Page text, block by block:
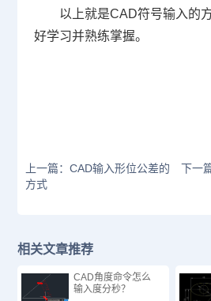
以上就是CAD符号输入的
好学习并熟练掌握。
上一篇：CAD输入形位公差的
方式
下一
相关文章推荐
CAD角度命令怎么
输入度分秒？